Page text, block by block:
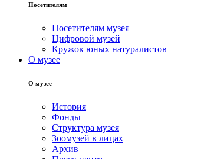
Посетителям
Посетителям музея
Цифровой музей
Кружок юных натуралистов
О музее
О музее
История
Фонды
Структура музея
Зоомузей в лицах
Архив